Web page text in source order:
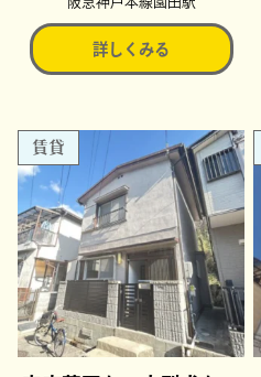
詳しくみる
賃貸